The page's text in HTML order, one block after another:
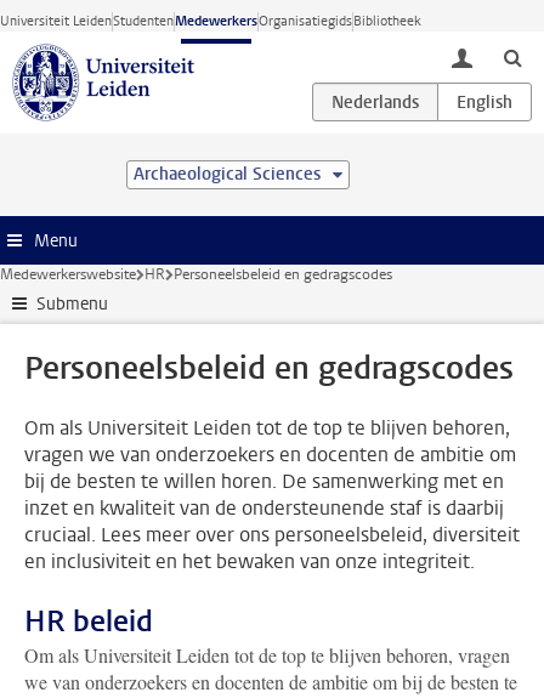
Ga direct naar de inhoud
Universiteit LeidenStudentenMedewerkersOrganisatiegidsBibliotheek
toggle
Archaeological Sciences
Menu
Medewerkerswebsite HR Personeelsbeleid en gedragscodes
Submenu
Personeelsbeleid en gedragscodes
Om als Universiteit Leiden tot de top te blijven behoren,
vragen we van onderzoekers en docenten de ambitie om
bij de besten te willen horen. De samenwerking met en
inzet en kwaliteit van de ondersteunende staf is daarbij
cruciaal. Lees meer over ons personeelsbeleid, diversiteit
en inclusiviteit en het bewaken van onze integriteit.
HR beleid
Om als Universiteit Leiden tot de top te blijven behoren, vragen
we van onderzoekers en docenten de ambitie om bij de besten te